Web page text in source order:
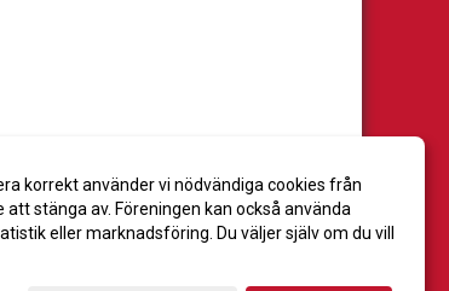
korrekt använder vi nödvändiga cookies från
stänga av. Föreningen kan också använda
eller marknadsföring. Du väljer själv om du vill